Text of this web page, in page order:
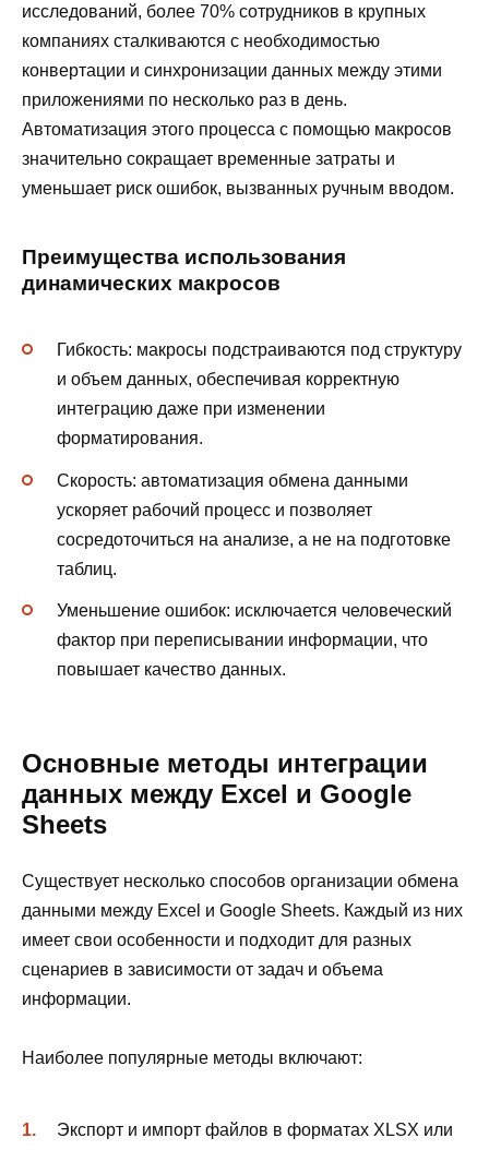
исследований, более 70% сотрудников в крупных
компаниях сталкиваются с необходимостью
конвертации и синхронизации данных между этими
приложениями по несколько раз в день.
Автоматизация этого процесса с помощью макросов
значительно сокращает временные затраты и
уменьшает риск ошибок, вызванных ручным вводом.
Преимущества использования
динамических макросов
Гибкость: макросы подстраиваются под структуру
и объем данных, обеспечивая корректную
интеграцию даже при изменении
форматирования.
Скорость: автоматизация обмена данными
ускоряет рабочий процесс и позволяет
сосредоточиться на анализе, а не на подготовке
таблиц.
Уменьшение ошибок: исключается человеческий
фактор при переписывании информации, что
повышает качество данных.
Основные методы интеграции
данных между Excel и Google
Sheets
Существует несколько способов организации обмена
данными между Excel и Google Sheets. Каждый из них
имеет свои особенности и подходит для разных
сценариев в зависимости от задач и объема
информации.
Наиболее популярные методы включают:
Экспорт и импорт файлов в форматах XLSX или